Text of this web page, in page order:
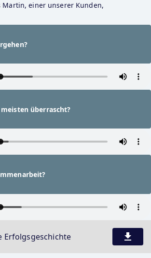
Martin, einer unserer Kunden,
überrascht?
Erfolgsgeschichte